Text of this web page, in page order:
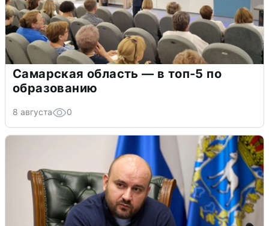
Самарская область — в топ-5 по
образованию
8 августа 0